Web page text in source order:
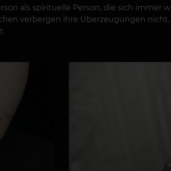
als spirituelle Person, die sich
verbergen ihre Überzeugungen